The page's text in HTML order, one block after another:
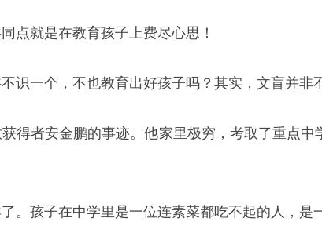
点就是在教育孩子上费尽心思！
识一个，不也教育出好孩子吗？其实，文盲并非
得者安金鹏的事迹。他家里极穷，考取了重点
。孩子在中学里是一位连素菜都吃不起的人，